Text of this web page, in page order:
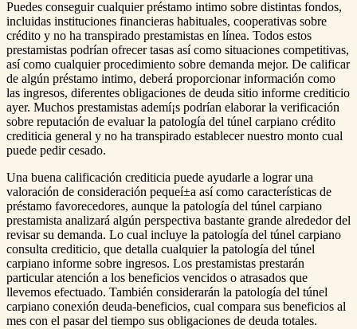
Puedes conseguir cualquier préstamo intimo sobre distintas fondos,
incluidas instituciones financieras habituales, cooperativas sobre
crédito y no ha transpirado prestamistas en línea. Todos estos
prestamistas podrían ofrecer tasas así­ como situaciones competitivas,
así como cualquier procedimiento sobre demanda mejor. De calificar
de algún préstamo intimo, deberá proporcionar información como
las ingresos, diferentes obligaciones de deuda sitio informe crediticio
ayer. Muchos prestamistas ademí¡s podrían elaborar la verificación
sobre reputación de evaluar la patologí­a del túnel carpiano crédito
crediticia general y no ha transpirado establecer nuestro monto cual
puede pedir cesado.
Una buena calificación crediticia puede ayudarle a lograr una
valoración de consideración pequeí±a así­ como características de
préstamo favorecedores, aunque la patologí­a del túnel carpiano
prestamista analizará algún perspectiva bastante grande alrededor del
revisar su demanda. Lo cual incluye la patologí­a del túnel carpiano
consulta crediticio, que detalla cualquier la patologí­a del túnel
carpiano informe sobre ingresos. Los prestamistas prestarán
particular atención a los beneficios vencidos o atrasados ​​que
llevemos efectuado. También considerarán la patologí­a del túnel
carpiano conexión deuda-beneficios, cual compara sus beneficios al
mes con el pasar del tiempo sus obligaciones de deuda totales.